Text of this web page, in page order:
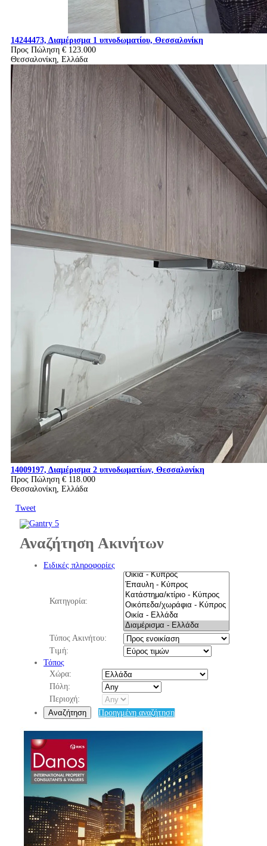
14244473, Διαμέρισμα 1 υπνοδωματίου, Θεσσαλονίκη
Προς Πώληση € 123.000
Θεσσαλονίκη, Ελλάδα
14009197, Διαμέρισμα 2 υπνοδωματίων, Θεσσαλονίκη
Προς Πώληση € 118.000
Θεσσαλονίκη, Ελλάδα
Tweet
Αναζήτηση Ακινήτων
Ειδικές πληροφορίες
Κατηγορία:
Τύπος Ακινήτου:
Τιμή:
Τόπος
Χώρα:
Πόλη:
Περιοχή:
Αναζήτηση
Προηγμένη αναζήτηση